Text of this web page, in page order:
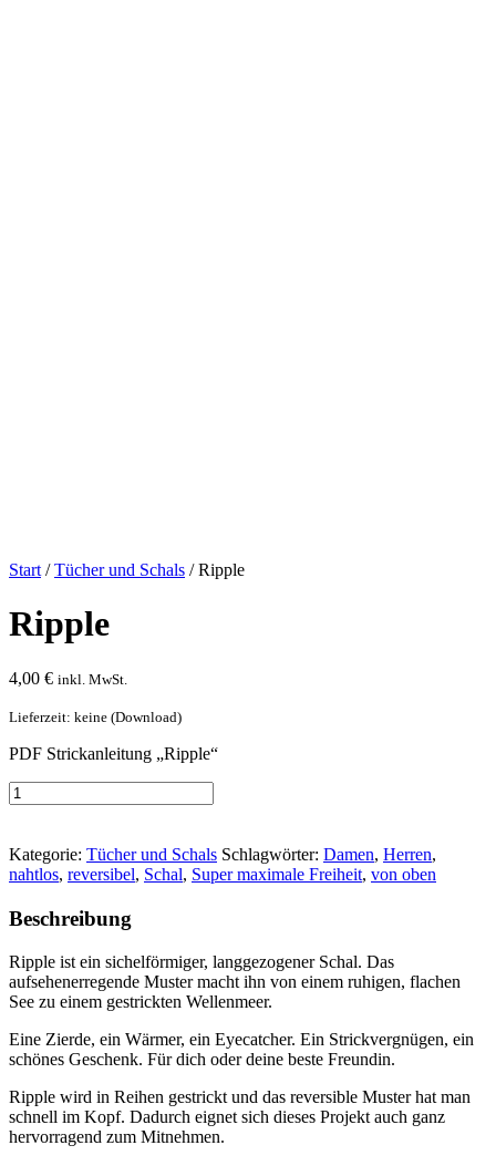
Start /Tücher und Schals / Ripple
Ripple
4,00 € inkl. MwSt.
Lieferzeit: keine (Download)
PDF Strickanleitung „Ripple“
Ripple
[Digital]
Kategorie: Tücher und Schals Schlagwörter: Damen, Herren,
nahtlos, reversibel, Schal, Super maximale Freiheit, von oben
Beschreibung
Ripple ist ein sichelförmiger, langgezogener Schal. Das
aufsehenerregende Muster macht ihn von einem ruhigen, flachen
See zu einem gestrickten Wellenmeer.
Eine Zierde, ein Wärmer, ein Eyecatcher. Ein Strickvergnügen, ein
schönes Geschenk. Für dich oder deine beste Freundin.
Ripple wird in Reihen gestrickt und das reversible Muster hat man
schnell im Kopf. Dadurch eignet sich dieses Projekt auch ganz
hervorragend zum Mitnehmen.